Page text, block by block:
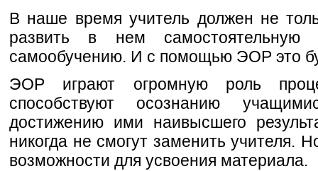
В наше время учитель должен не
развить в нем самостоятельную
самообучению. И с помощью ЭОР это
ЭОР играют огромную роль
способствуют осознанию
достижению ими наивысшего
никогда не смогут заменить учителя.
возможности для усвоения материала.